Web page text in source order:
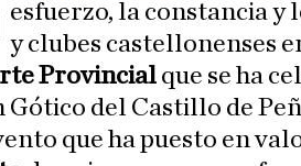
esfuerzo, la constancia y
y clubes castellonenses
Provincial que se ha
Gótico del Castillo de
que ha puesto en